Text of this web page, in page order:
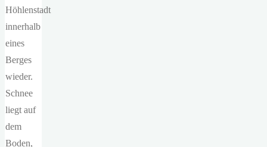
Höhlenstadt
innerhalb
eines
Berges
wieder.
Schnee
liegt auf
dem
Boden,